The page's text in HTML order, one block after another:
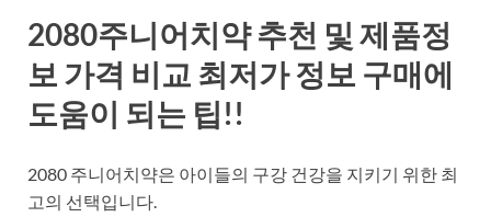
2080주니어치약 추천 및 제품정
보 가격 비교 최저가 정보 구매에
도움이 되는 팁!!
2080 주니어치약은 아이들의 구강 건강을 지키기 위한 최
고의 선택입니다.